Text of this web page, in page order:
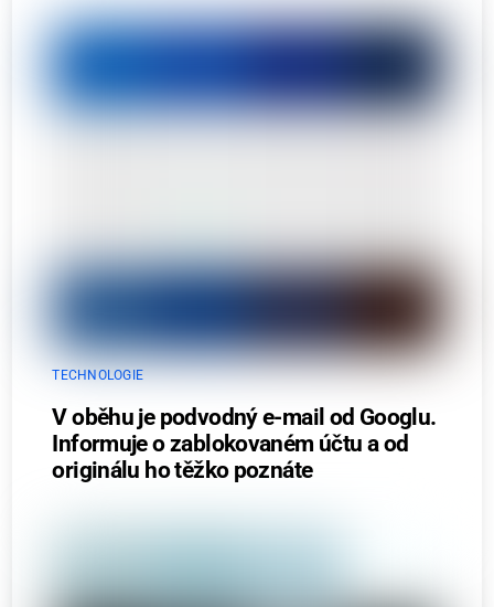
TECHNOLOGIE
V oběhu je podvodný e-mail od Googlu.
Informuje o zablokovaném účtu a od
originálu ho těžko poznáte